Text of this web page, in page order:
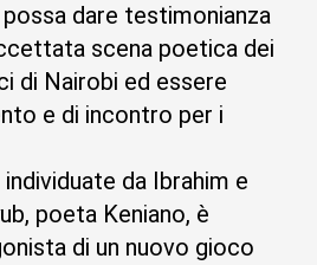
dare testimonianza
scena poetica dei
di Nairobi ed essere
e di incontro per i
da Ibrahim e
poeta Keniano, è
di un nuovo gioco